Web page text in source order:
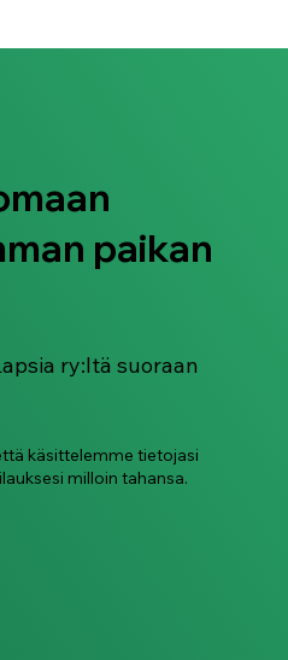
paikan
ry:ltä suoraan
käsittelemme tietojasi
milloin tahansa.